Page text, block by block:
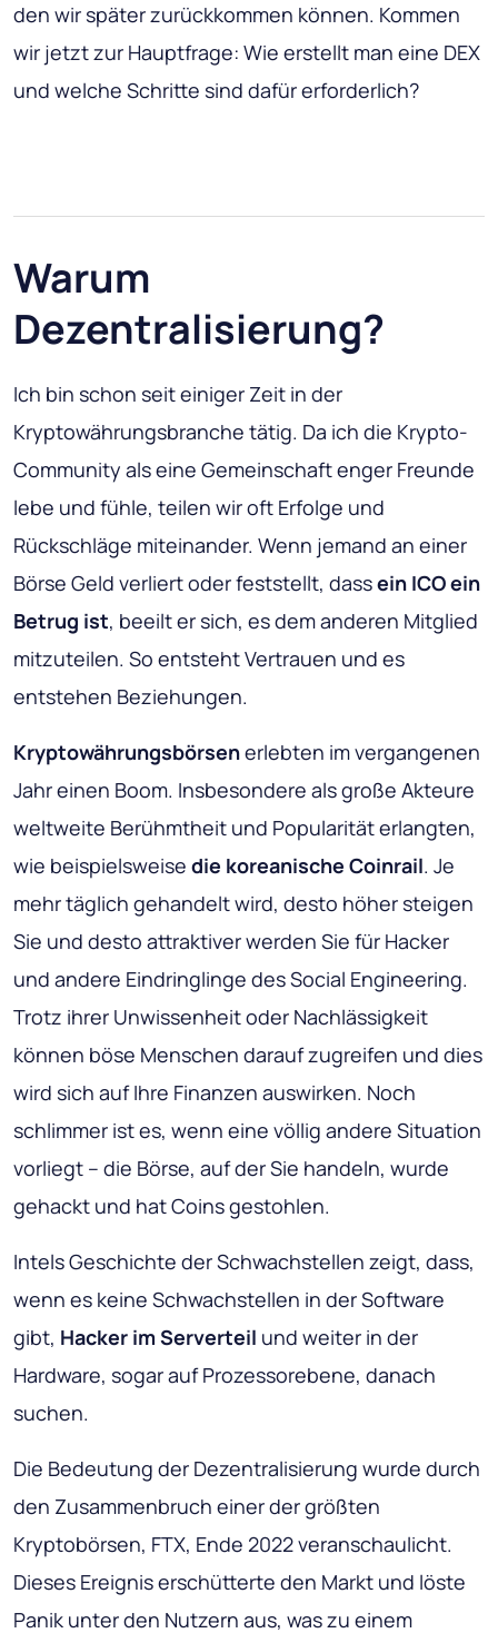
den wir später zurückkommen können. Kommen
wir jetzt zur Hauptfrage: Wie erstellt man eine DEX
und welche Schritte sind dafür erforderlich?
Warum
Dezentralisierung?
Ich bin schon seit einiger Zeit in der
Kryptowährungsbranche tätig. Da ich die Krypto-
Community als eine Gemeinschaft enger Freunde
lebe und fühle, teilen wir oft Erfolge und
Rückschläge miteinander. Wenn jemand an einer
Börse Geld verliert oder feststellt, dassein ICO ein
Betrug ist, beeilt er sich, es dem anderen Mitglied
mitzuteilen. So entsteht Vertrauen und es
entstehen Beziehungen.
Kryptowährungsbörsenerlebten im vergangenen
Jahr einen Boom. Insbesondere als große Akteure
weltweite Berühmtheit und Popularität erlangten,
wie beispielsweise die koreanische Coinrail. Je
mehr täglich gehandelt wird, desto höher steigen
Sie und desto attraktiver werden Sie für Hacker
und andere Eindringlinge des Social Engineering.
Trotz ihrer Unwissenheit oder Nachlässigkeit
können böse Menschen darauf zugreifen und dies
wird sich auf Ihre Finanzen auswirken. Noch
schlimmer ist es, wenn eine völlig andere Situation
vorliegt – die Börse, auf der Sie handeln, wurde
gehackt und hat Coins gestohlen.
Intels Geschichte der Schwachstellen zeigt, dass,
wenn es keine Schwachstellen in der Software
gibt, Hacker im Serverteil und weiter in der
Hardware, sogar auf Prozessorebene, danach
suchen.
Die Bedeutung der Dezentralisierung wurde durch
den Zusammenbruch einer der größten
Kryptobörsen, FTX, Ende 2022 veranschaulicht.
Dieses Ereignis erschütterte den Markt und löste
Panik unter den Nutzern aus, was zu einem